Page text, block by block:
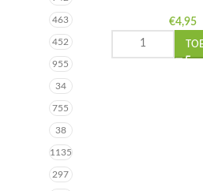
463
452
955
34
755
38
1135
297
€4,95